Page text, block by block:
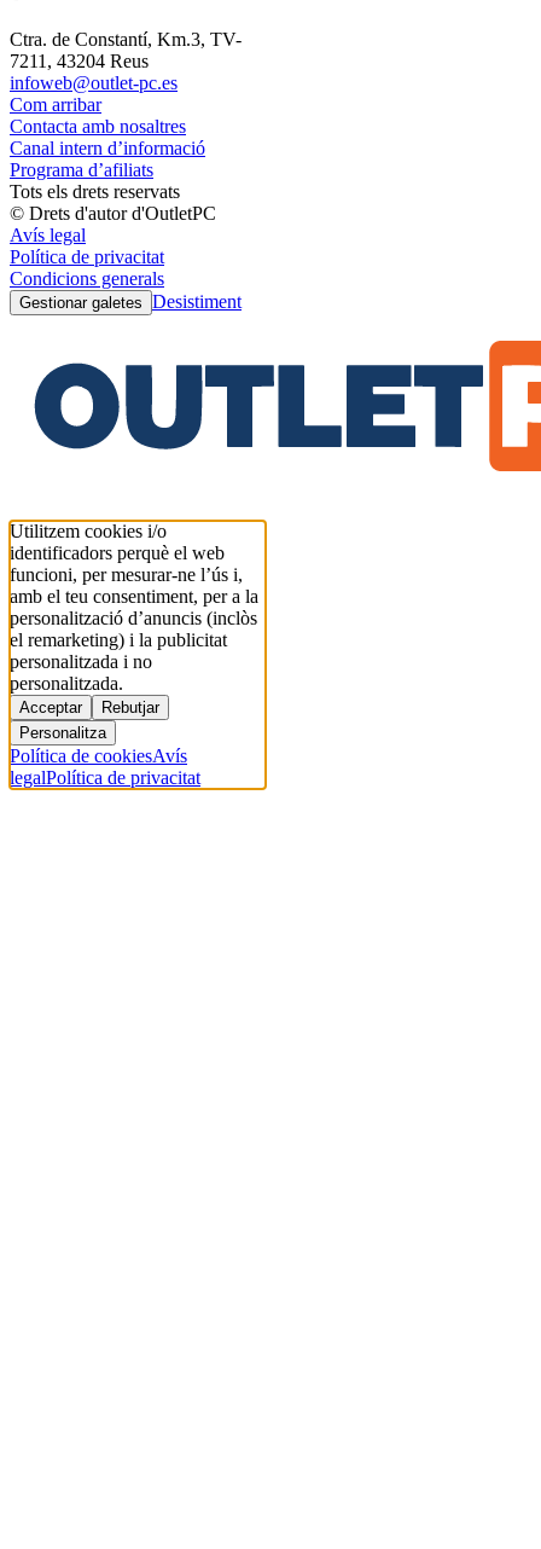
Ctra. de Constantí, Km.3, TV-
7211, 43204 Reus
infoweb@outlet-pc.es
Com arribar
Contacta amb nosaltres
Canal intern d’informació
Programa d’afiliats
Tots els drets reservats
© Drets d'autor d'OutletPC
Avís legal
Política de privacitat
Condicions generals
Gestionar galetes Desistiment
Utilitzem cookies i/o
identificadors perquè el web
funcioni, per mesurar-ne l’ús i,
amb el teu consentiment, per a la
personalització d’anuncis (inclòs
el remarketing) i la publicitat
personalitzada i no
personalitzada.
Acceptar
Rebutjar
Personalitza
Política de cookiesAvís
legalPolítica de privacitat